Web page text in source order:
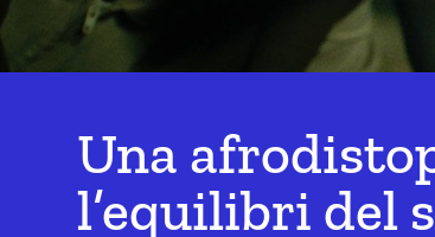
Una
l’equilibri del